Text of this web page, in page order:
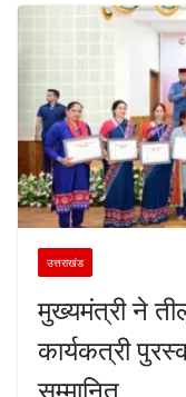
उत्तराखंड
मुख्यमंत्री ने
कार्यकत्री